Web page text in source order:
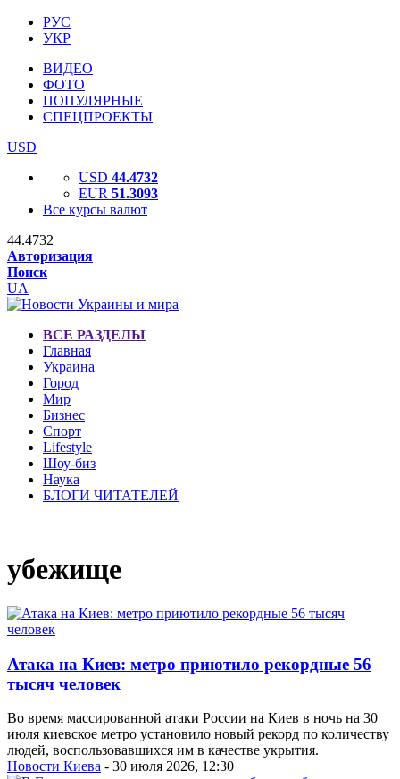
РУС
УКР
ВИДЕО
ФОТО
ПОПУЛЯРНЫЕ
СПЕЦПРОЕКТЫ
USD
USD 44.4732
EUR 51.3093
Все курсы валют
44.4732
Авторизация
Поиск
UA
ВСЕ РАЗДЕЛЫ
Главная
Украина
Город
Мир
Бизнес
Спорт
Lifestyle
Шоу-биз
Наука
БЛОГИ ЧИТАТЕЛЕЙ
убежище
Атака на Киев: метро приютило рекордные 56
тысяч человек
Во время массированной атаки России на Киев в ночь на 30
июля киевское метро установило новый рекорд по количеству
людей, воспользовавшихся им в качестве укрытия.
Новости Киева - 30 июля 2026, 12:30